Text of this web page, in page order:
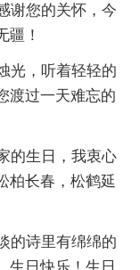
谢您的关怀，今
疆！
光，听着轻轻的
渡过一天难忘的
的生日，我衷心
柏长春，松鹤延
的诗里有绵绵的
生日快乐！生日